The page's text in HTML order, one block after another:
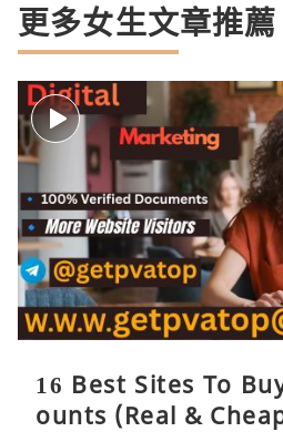
更多女生文章推薦
16 Best Sites To
ounts (Real &